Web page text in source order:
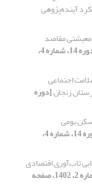
آینده‌پژوهی
مقاصد
[دوره 14، شماره 4،
اجتماعی
زنجان[دوره
بومی
[دوره 14، شماره 4،
تاب‌آوری اقتصادی
[دوره 14، شماره 2، 1402، صفحه